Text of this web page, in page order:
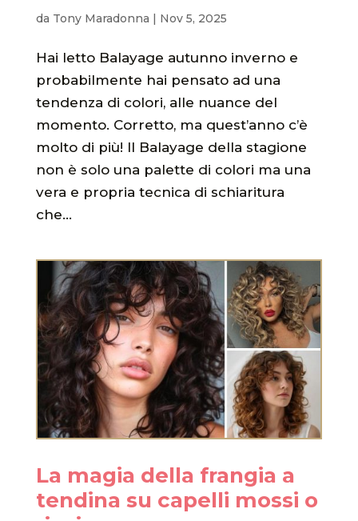
da Tony Maradonna | Nov 5, 2025
Hai letto Balayage autunno inverno e
probabilmente hai pensato ad una
tendenza di colori, alle nuance del
momento. Corretto, ma quest’anno c’è
molto di più! Il Balayage della stagione
non è solo una palette di colori ma una
vera e propria tecnica di schiaritura
che...
La magia della frangia a
tendina su capelli mossi o